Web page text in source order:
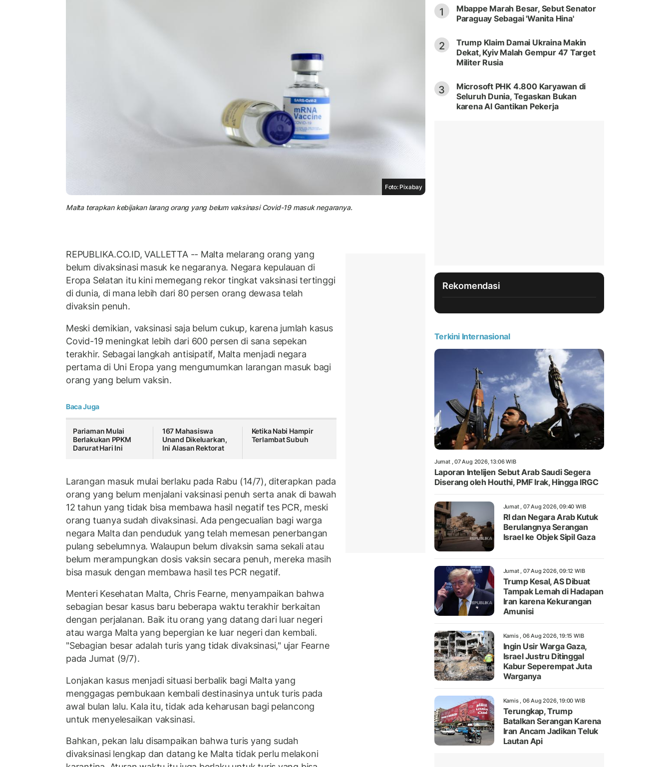
Foto: Pixabay
Malta terapkan kebijakan larang orang yang belum vaksinasi Covid-19 masuk negaranya.
REPUBLIKA.CO.ID, VALLETTA -- Malta melarang orang yang
belum divaksinasi masuk ke negaranya. Negara kepulauan di
Eropa Selatan itu kini memegang rekor tingkat vaksinasi tertinggi
di dunia, di mana lebih dari 80 persen orang dewasa telah
divaksin penuh.
Meski demikian, vaksinasi saja belum cukup, karena jumlah kasus
Covid-19 meningkat lebih dari 600 persen di sana sepekan
terakhir. Sebagai langkah antisipatif, Malta menjadi negara
pertama di Uni Eropa yang mengumumkan larangan masuk bagi
orang yang belum vaksin.
Baca Juga
Pariaman Mulai
Berlakukan PPKM
Darurat Hari Ini
167 Mahasiswa
Unand Dikeluarkan,
Ini Alasan Rektorat
Ketika Nabi Hampir
Terlambat Subuh
Larangan masuk mulai berlaku pada Rabu (14/7), diterapkan pada
orang yang belum menjalani vaksinasi penuh serta anak di bawah
12 tahun yang tidak bisa membawa hasil negatif tes PCR, meski
orang tuanya sudah divaksinasi. Ada pengecualian bagi warga
negara Malta dan penduduk yang telah memesan penerbangan
pulang sebelumnya. Walaupun belum divaksin sama sekali atau
belum merampungkan dosis vaksin secara penuh, mereka masih
bisa masuk dengan membawa hasil tes PCR negatif.
Menteri Kesehatan Malta, Chris Fearne, menyampaikan bahwa
sebagian besar kasus baru beberapa waktu terakhir berkaitan
dengan perjalanan. Baik itu orang yang datang dari luar negeri
atau warga Malta yang bepergian ke luar negeri dan kembali.
"Sebagian besar adalah turis yang tidak divaksinasi," ujar Fearne
pada Jumat (9/7).
Lonjakan kasus menjadi situasi berbalik bagi Malta yang
menggagas pembukaan kembali destinasinya untuk turis pada
awal bulan lalu. Kala itu, tidak ada keharusan bagi pelancong
untuk menyelesaikan vaksinasi.
Bahkan, pekan lalu disampaikan bahwa turis yang sudah
divaksinasi lengkap dan datang ke Malta tidak perlu melakoni
1
Mbappe Marah Besar, Sebut Senator
Paraguay Sebagai 'Wanita Hina'
2
Trump Klaim Damai Ukraina Makin
Dekat, Kyiv Malah Gempur 47 Target
Militer Rusia
3
Microsoft PHK 4.800 Karyawan di
Seluruh Dunia, Tegaskan Bukan
karena AI Gantikan Pekerja
Rekomendasi
Terkini Internasional
Jumat , 07 Aug 2026, 13:06 WIB
Laporan Intelijen Sebut Arab Saudi Segera
Diserang oleh Houthi, PMF Irak, Hingga IRGC
Jumat , 07 Aug 2026, 09:40 WIB
RI dan Negara Arab Kutuk
Berulangnya Serangan
Israel ke Objek Sipil Gaza
Jumat , 07 Aug 2026, 09:12 WIB
Trump Kesal, AS Dibuat
Tampak Lemah di Hadapan
Iran karena Kekurangan
Amunisi
Kamis , 06 Aug 2026, 19:15 WIB
Ingin Usir Warga Gaza,
Israel Justru Ditinggal
Kabur Seperempat Juta
Warganya
Kamis , 06 Aug 2026, 19:00 WIB
Terungkap, Trump
Batalkan Serangan Karena
Iran Ancam Jadikan Teluk
Lautan Api